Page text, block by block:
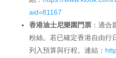
aid=81167
香港迪士尼樂園門票：適合
粉絲。若已確定香港自由行
列入預算與行程。連結：